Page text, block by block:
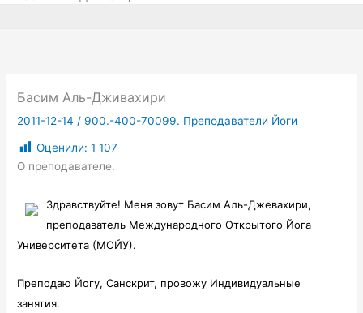
Басим Аль-Дживахири
2011-12-14 / 900.-400-70099. Преподаватели Йоги
Оценили: 1 107
О преподавателе.
Здравствуйте! Меня зовут Басим Аль-Джевахири,
преподаватель Международного Открытого Йога
Университета (МОЙУ).
Преподаю Йогу, Санскрит, провожу Индивидуальные
занятия.